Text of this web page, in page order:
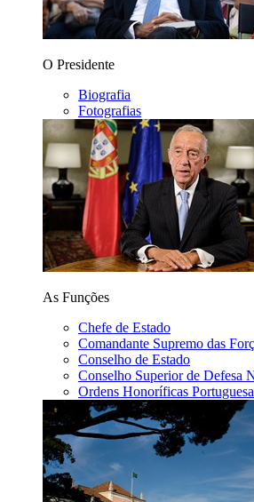
O Presidente
Biografia
Fotografias
As Funções
Chefe de Estado
Comandante Supremo das
Conselho de Estado
Conselho Superior de Defesa
Ordens Honoríficas